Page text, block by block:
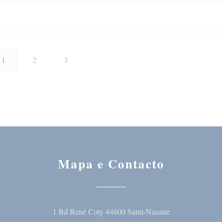
1 2 3
Mapa e Contacto
1 Bd René Coty 44600 Saint-Nazaire((abre numa